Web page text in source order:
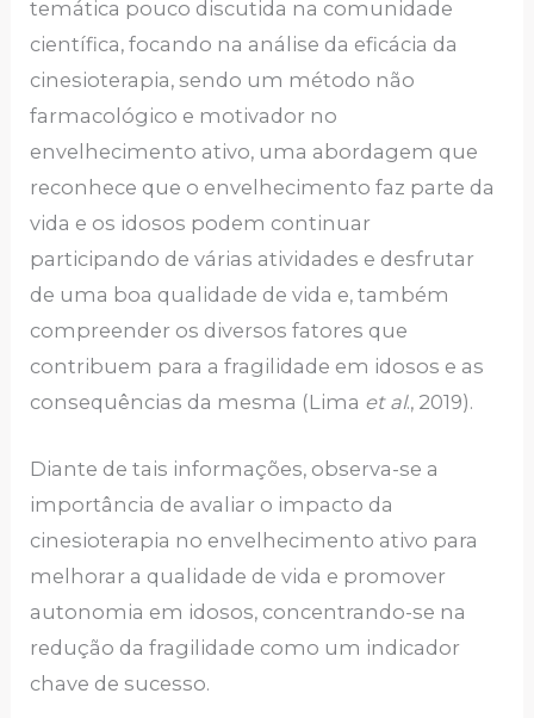
temática pouco discutida na comunidade
científica, focando na análise da eficácia da
cinesioterapia, sendo um método não
farmacológico e motivador no
envelhecimento ativo, uma abordagem que
reconhece que o envelhecimento faz parte da
vida e os idosos podem continuar
participando de várias atividades e desfrutar
de uma boa qualidade de vida e, também
compreender os diversos fatores que
contribuem para a fragilidade em idosos e as
consequências da mesma (Lima et al., 2019).
Diante de tais informações, observa-se a
importância de avaliar o impacto da
cinesioterapia no envelhecimento ativo para
melhorar a qualidade de vida e promover
autonomia em idosos, concentrando-se na
redução da fragilidade como um indicador
chave de sucesso.